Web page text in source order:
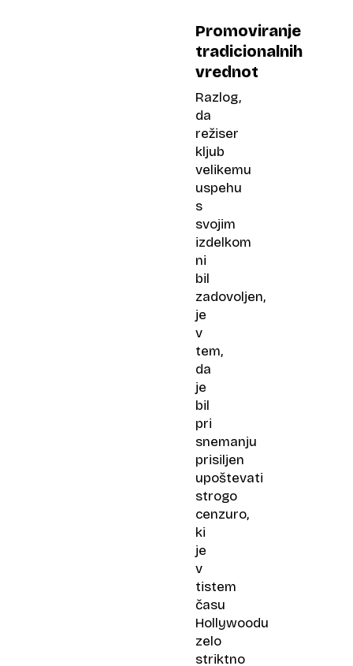
Promoviranje
tradicionalnih
vrednot
Razlog,
da
režiser
kljub
velikemu
uspehu
s
svojim
izdelkom
ni
bil
zadovoljen,
je
v
tem,
da
je
bil
pri
snemanju
prisiljen
upoštevati
strogo
cenzuro,
ki
je
v
tistem
času
Hollywoodu
zelo
striktno